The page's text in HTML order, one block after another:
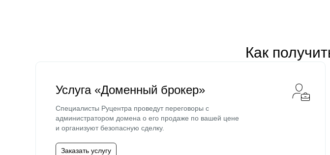
Как
Услуга «Доменный брокер»
Специалисты Руцентра проведут переговоры с
администратором домена о его продаже по вашей цене
и организуют безопасную сделку.
Заказать услугу